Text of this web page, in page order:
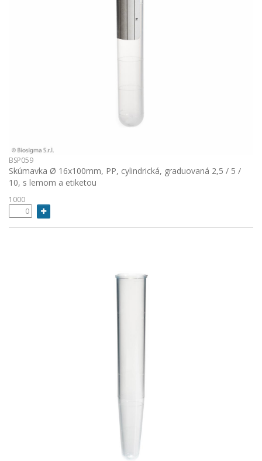
BSP059
Skúmavka Ø 16x100mm, PP, cylindrická, graduovaná 2,5 / 5 /
10, s lemom a etiketou
1000